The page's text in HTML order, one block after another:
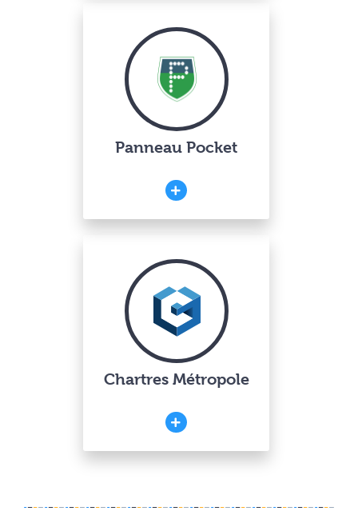
Panneau Pocket
Chartres Métropole